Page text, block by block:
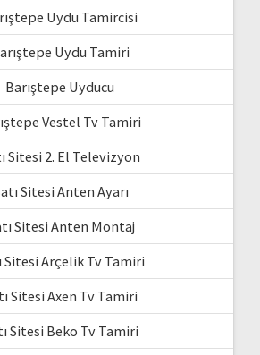
Uydu Tamircisi
Uydu Tamiri
Barıştepe Uyducu
Vestel Tv Tamiri
Sitesi 2. El Televizyon
Sitesi Anten Ayarı
Sitesi Anten Montaj
Sitesi Arçelik Tv Tamiri
Sitesi Axen Tv Tamiri
Sitesi Beko Tv Tamiri